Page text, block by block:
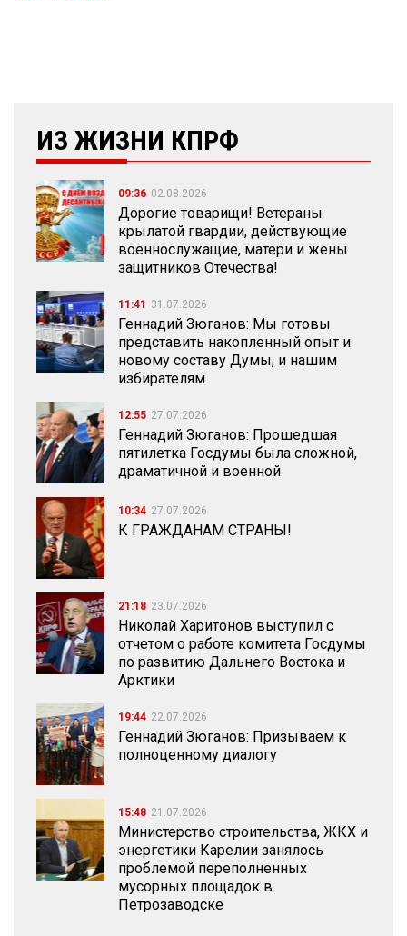
ИЗ ЖИЗНИ КПРФ
09:36 02.08.2026
Дорогие товарищи! Ветераны
крылатой гвардии, действующие
военнослужащие, матери и жёны
защитников Отечества!
11:41 31.07.2026
Геннадий Зюганов: Мы готовы
представить накопленный опыт и
новому составу Думы, и нашим
избирателям
12:55 27.07.2026
Геннадий Зюганов: Прошедшая
пятилетка Госдумы была сложной,
драматичной и военной
10:34 27.07.2026
К ГРАЖДАНАМ СТРАНЫ!
21:18 23.07.2026
Николай Харитонов выступил с
отчетом о работе комитета Госдумы
по развитию Дальнего Востока и
Арктики
19:44 22.07.2026
Геннадий Зюганов: Призываем к
полноценному диалогу
15:48 21.07.2026
Министерство строительства, ЖКХ и
энергетики Карелии занялось
проблемой переполненных
мусорных площадок в
Петрозаводске